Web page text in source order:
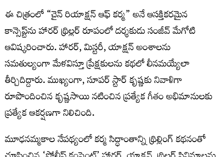
ఈ చిత్రంలో “చైన్ రియాక్షన్ ఆఫ్ కర్మ” అనే ఆసక్తికరమైన
కాన్సెప్ట్‌ను హారర్ థ్రిల్లర్ రూపంలో దర్శకుడు సంజీవ్ మేగోటి
ఆవిష్కరించారు. హారర్, మిస్టరీ, యాక్షన్ అంశాలను
సమతుల్యంగా మేళవిస్తూ ప్రేక్షకులను కథలో లీనమయ్యేలా
తీర్చిదిద్దారు. ముఖ్యంగా, సూపర్ స్టార్ కృష్ణకు నివాళిగా
రూపొందించిన కృష్ణసాయి నటించిన ప్రత్యేక గీతం అభిమానులకు
ప్రత్యేక ఆకర్షణగా నిలిచింది.
మూఢనమ్మకాల నేపథ్యంలో కర్మ సిద్ధాంతాన్ని థ్రిల్లింగ్ కథనంతో